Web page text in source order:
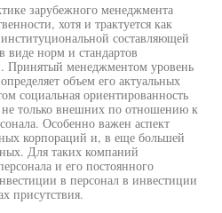
зарубежного менеджмента
хотя и трактуется как
составляющей
виде норм и стандартов
Принятый менеджментом уровень
объем его актуальных
социальная ориентированность
не только внешних по отношению к
Особенно важен аспект
корпораций и, в еще большей
Для таких компаний
и его постоянного
в персонал в инвестиции
присутствия.